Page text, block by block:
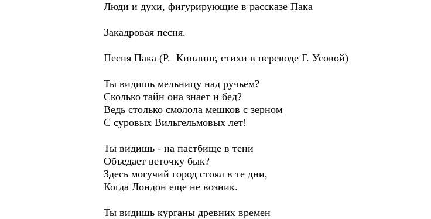
Люди и духи, фигурирующие в рассказе Пака
Закадровая песня.
Песня Пака (Р. Киплинг, стихи в переводе Г. Усовой)
Ты видишь мельницу над ручьем?
Сколько тайн она знает и бед?
Ведь столько смолола мешков с зерном
С суровых Вильгельмовых лет!
Ты видишь - на пастбище в тени
Объедает веточку бык?
Здесь могучий город стоял в те дни,
Когда Лондон еще не возник.
Ты видишь курганы древних времен